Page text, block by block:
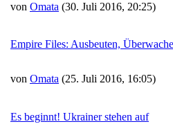
von Omata (30. Juli 2016, 20:25)
Empire Files: Ausbeuten,
von Omata (25. Juli 2016, 16:05)
Es beginnt! Ukrainer stehen auf